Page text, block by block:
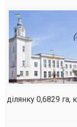
ділянку 0,6829 га,